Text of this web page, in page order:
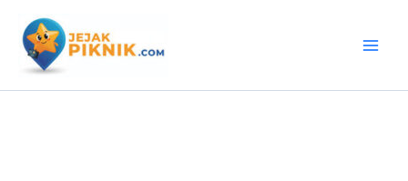
konten